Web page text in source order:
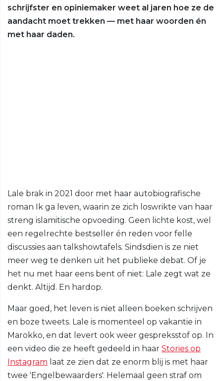
schrijfster en opiniemaker weet al jaren hoe ze de
aandacht moet trekken — met haar woorden én
met haar daden.
Lale brak in 2021 door met haar autobiografische
roman Ik ga leven, waarin ze zich loswrikte van haar
streng islamitische opvoeding. Geen lichte kost, wel
een regelrechte bestseller én reden voor felle
discussies aan talkshowtafels. Sindsdien is ze niet
meer weg te denken uit het publieke debat. Of je
het nu met haar eens bent of niet: Lale zegt wat ze
denkt. Altijd. En hardop.
Maar goed, het leven is niet alleen boeken schrijven
en boze tweets. Lale is momenteel op vakantie in
Marokko, en dat levert ook weer gespreksstof op. In
een video die ze heeft gedeeld in haar Stories op
Instagram laat ze zien dat ze enorm blij is met haar
twee 'Engelbewaarders'. Helemaal geen straf om